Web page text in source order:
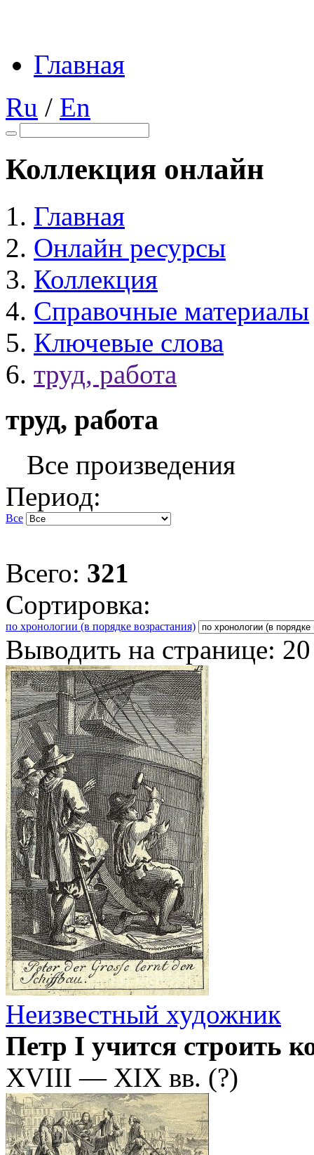
Главная
Ru / En
Коллекция онлайн
Главная
Онлайн ресурсы
Коллекция
Справочные материалы
Ключевые слова
труд, работа
труд, работа
Все произведения
Период:
Все
Всего: 321
Сортировка:
по хронологии (в порядке возрастания)
Выводить на странице: 20
Неизвестный художник
Петр I учится строить
XVIII — XIX вв. (?)